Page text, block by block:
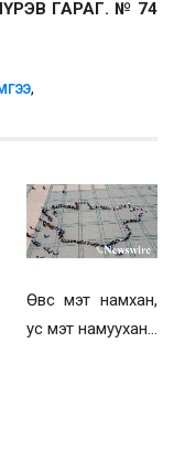
ГАРАГ. № 74
,
Өвс мэт намхан,
ус мэт намуухан...